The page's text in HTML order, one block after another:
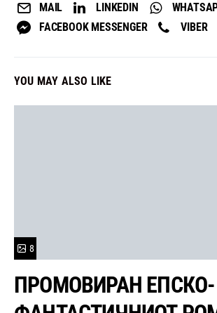
MAIL
LINKEDIN
FACEBOOK MESSENGER
VIBER
YOU MAY ALSO LIKE
8
ПРОМОВИРАН ЕПСКО-